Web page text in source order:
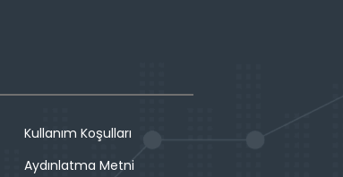
Kullanım Koşulları
Aydınlatma Metni